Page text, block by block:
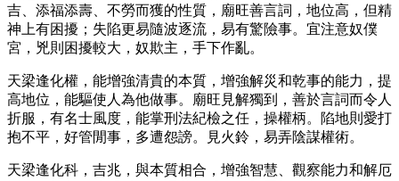
吉、添福添壽、不勞而獲的性質，廟旺善言詞，地位高，但精
神上有困擾；失陷更易隨波逐流，易有驚險事。宜注意奴僕
宮，兇則困擾較大，奴欺主，手下作亂。
天梁逢化權​​，能增強清貴的本質，增強解災和乾事的能力，提
高地位，能驅使人為他做事。廟旺見解獨到，善於言詞而令人
折服，有名士風度，能掌刑法紀檢之任，操權柄。陷地則愛打
抱不平，好管閒事，多遭怨謗。見火鈴，易弄陰謀權術。
天梁逢化科，吉兆，與本質相合，增強智慧、觀察能力和解厄